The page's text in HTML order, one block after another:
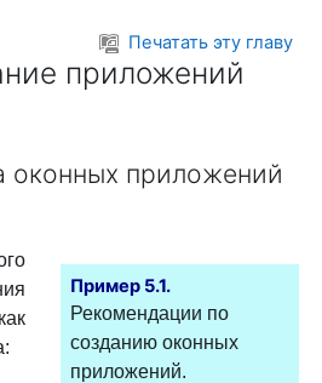
Печатать эту главу
приложений
оконных приложений
Пример 5.1.
Рекомендации по
созданию оконных
приложений.